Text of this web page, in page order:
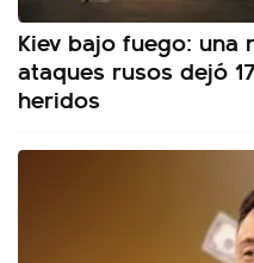
Kiev bajo fuego: una
ataques rusos dejó
heridos